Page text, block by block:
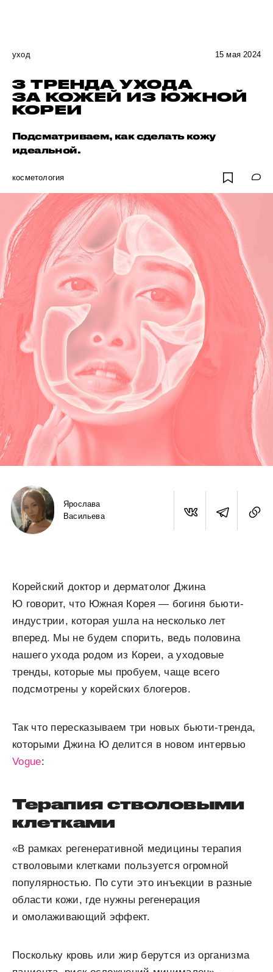
уход 15 мая 2024
3 ТРЕНДА УХОДА
ЗА КОЖЕЙ ИЗ ЮЖНОЙ
КОРЕИ
Подсматриваем, как сделать кожу
идеальной.
косметология
Ярослава
Васильева
Корейский доктор и дерматолог Джина
Ю говорит, что Южная Корея — богиня бьюти-
индустрии, которая ушла на несколько лет
вперед. Мы не будем спорить, ведь половина
нашего ухода родом из Кореи, а уходовые
тренды, которые мы пробуем, чаще всего
подсмотрены у корейских блогеров.
Так что пересказываем три новых бьюти-тренда,
которыми Джина Ю делится в новом интервью
Vogue:
Терапия стволовыми
клетками
«В рамках регенеративной медицины терапия
стволовыми клетками пользуется огромной
популярностью. По сути это инъекции в разные
области кожи, где нужны регенерация
и омолаживающий эффект.
Поскольку кровь или жир берутся из организма